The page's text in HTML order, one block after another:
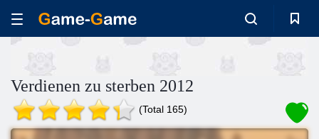
Verdienen zu sterben 2012
(Total 165)